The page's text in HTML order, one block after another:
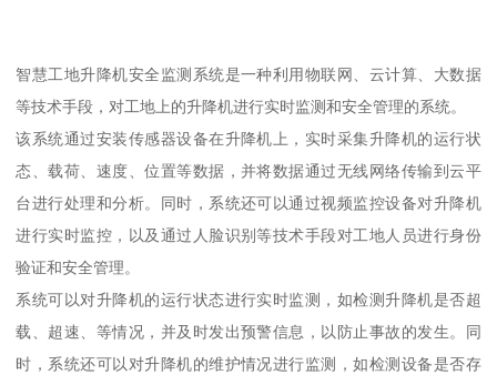
智慧工地升降机安全监测系统是一种利用物联网、云计算、大数据
等技术手段，对工地上的升降机进行实时监测和安全管理的系统。
该系统通过安装传感器设备在升降机上，实时采集升降机的运行状
态、载荷、速度、位置等数据，并将数据通过无线网络传输到云平
台进行处理和分析。同时，系统还可以通过视频监控设备对升降机
进行实时监控，以及通过人脸识别等技术手段对工地人员进行身份
验证和安全管理。
系统可以对升降机的运行状态进行实时监测，如检测升降机是否超
载、超速、等情况，并及时发出预警信息，以防止事故的发生。同
时，系统还可以对升降机的维护情况进行监测，如检测设备是否存